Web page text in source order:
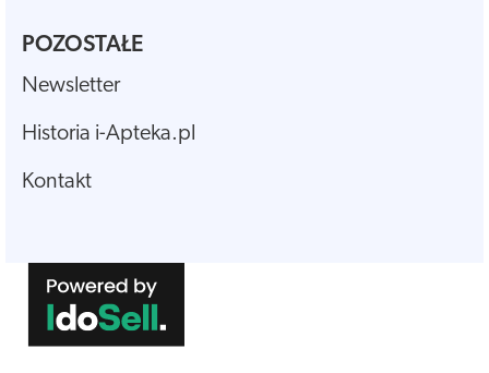
POZOSTAŁE
Newsletter
Historia i-Apteka.pl
Kontakt